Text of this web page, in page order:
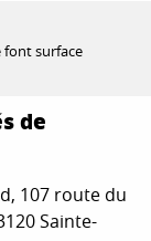
font surface
de
107 route du
Sainte-